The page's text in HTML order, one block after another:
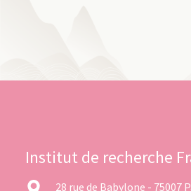
Institut de recherche
28 rue de Babylone - 75007